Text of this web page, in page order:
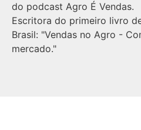
do podcast Agro É Vendas.
Escritora do primeiro livro
Brasil: "Vendas no Agro -
mercado."